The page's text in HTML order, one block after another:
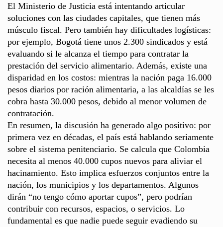
El Ministerio de Justicia está intentando articular
soluciones con las ciudades capitales, que tienen más
músculo fiscal. Pero también hay dificultades logísticas:
por ejemplo, Bogotá tiene unos 2.300 sindicados y está
evaluando si le alcanza el tiempo para contratar la
prestación del servicio alimentario. Además, existe una
disparidad en los costos: mientras la nación paga 16.000
pesos diarios por ración alimentaria, a las alcaldías se les
cobra hasta 30.000 pesos, debido al menor volumen de
contratación.
En resumen, la discusión ha generado algo positivo: por
primera vez en décadas, el país está hablando seriamente
sobre el sistema penitenciario. Se calcula que Colombia
necesita al menos 40.000 cupos nuevos para aliviar el
hacinamiento. Esto implica esfuerzos conjuntos entre la
nación, los municipios y los departamentos. Algunos
dirán “no tengo cómo aportar cupos”, pero podrían
contribuir con recursos, espacios, o servicios. Lo
fundamental es que nadie puede seguir evadiendo su